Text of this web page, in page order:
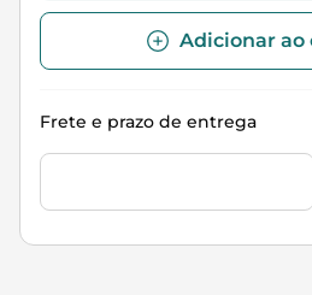
Adicionar ao
Frete e prazo de entrega